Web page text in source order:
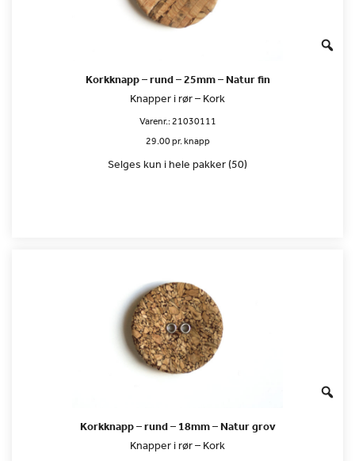
Korkknapp – rund – 25mm – Natur fin
Knapper i rør – Kork
Varenr.:21030111
29.00 pr. knapp
Selges kun i hele pakker (50)
Korkknapp – rund – 18mm – Natur grov
Knapper i rør – Kork